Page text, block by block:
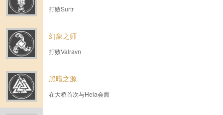
打败Surtr
幻象之师
打败Valravn
黑暗之源
在大桥首次与Hela会面